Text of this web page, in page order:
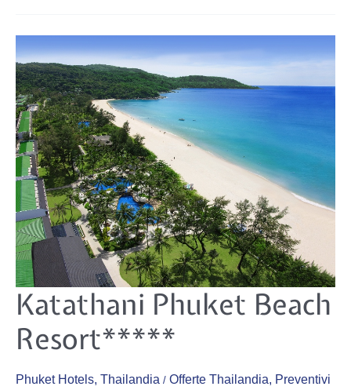
Katathani Phuket Beach
Resort*****
Phuket Hotels, Thailandia / Offerte Thailandia, Preventivi
Katathani
Phuket
Beach
Resort*****